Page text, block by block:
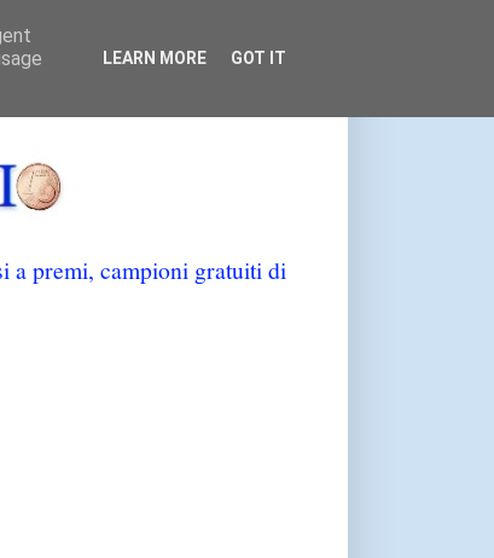
a premi, campioni gratuiti di
LEARN MORE GOT IT